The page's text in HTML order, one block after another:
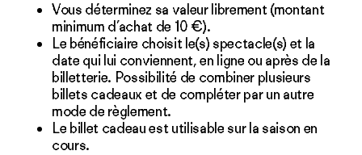
Vous déterminez sa valeur librement (montant
minimum d’achat de 10 €).
Le bénéficiaire choisit le(s) spectacle(s) et la
date qui lui conviennent, en ligne ou après de la
billetterie. Possibilité de combiner plusieurs
billets cadeaux et de compléter par un autre
mode de règlement.
Le billet cadeau est utilisable sur la saison en
cours.